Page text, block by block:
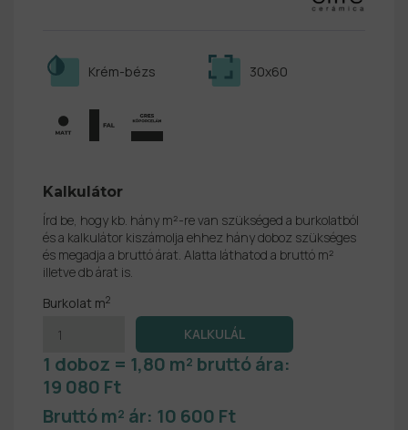
30x60
Krém-bézs
Kalkulátor
Írd be, hogy kb. hány m²-re van szükséged a burkolatból
és a kalkulátor kiszámolja ehhez hány doboz szükséges
és megadja a bruttó árat. Alatta láthatod a bruttó m²
illetve db árat is.
Burkolat m2
1 doboz = 1,80 m² bruttó ára:
19 080 Ft
Bruttó m² ár: 10 600 Ft